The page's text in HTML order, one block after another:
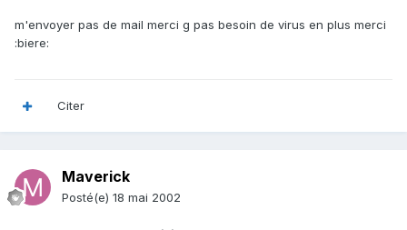
m'envoyer pas de mail merci g pas besoin de virus en plus merci
:biere:
Citer
Maverick
Posté(e) 18 mai 2002